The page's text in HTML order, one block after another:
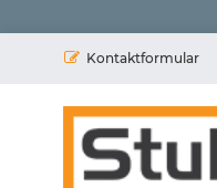
Kontaktformular